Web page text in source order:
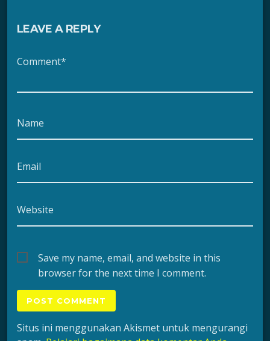
LEAVE A REPLY
Comment*
Name
Email
Website
Save my name, email, and website in this
browser for the next time I comment.
Situs ini menggunakan Akismet untuk mengurangi